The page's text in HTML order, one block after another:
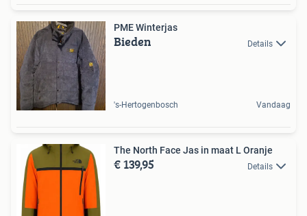
PME Winterjas
Bieden Details
's-Hertogenbosch Vandaag
The North Face Jas in maat L Oranje
€ 139,95 Details